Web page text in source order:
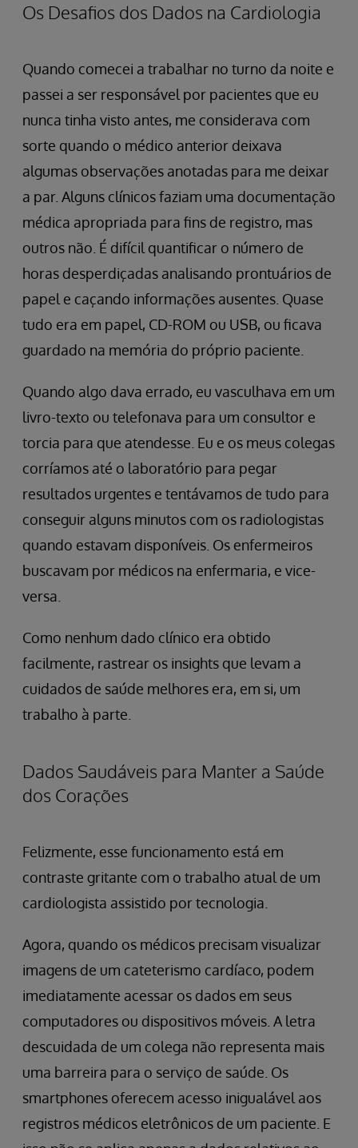
Os Desafios dos Dados na Cardiologia
Quando comecei a trabalhar no turno da noite e
passei a ser responsável por pacientes que eu
nunca tinha visto antes, me considerava com
sorte quando o médico anterior deixava
algumas observações anotadas para me deixar
a par. Alguns clínicos faziam uma documentação
médica apropriada para fins de registro, mas
outros não. É difícil quantificar o número de
horas desperdiçadas analisando prontuários de
papel e caçando informações ausentes. Quase
tudo era em papel, CD-ROM ou USB, ou ficava
guardado na memória do próprio paciente.
Quando algo dava errado, eu vasculhava em um
livro-texto ou telefonava para um consultor e
torcia para que atendesse. Eu e os meus colegas
corríamos até o laboratório para pegar
resultados urgentes e tentávamos de tudo para
conseguir alguns minutos com os radiologistas
quando estavam disponíveis. Os enfermeiros
buscavam por médicos na enfermaria, e vice-
versa.
Como nenhum dado clínico era obtido
facilmente, rastrear os insights que levam a
cuidados de saúde melhores era, em si, um
trabalho à parte.
Dados Saudáveis para Manter a Saúde
dos Corações
Felizmente, esse funcionamento está em
contraste gritante com o trabalho atual de um
cardiologista assistido por tecnologia.
Agora, quando os médicos precisam visualizar
imagens de um cateterismo cardíaco, podem
imediatamente acessar os dados em seus
computadores ou dispositivos móveis. A letra
descuidada de um colega não representa mais
uma barreira para o serviço de saúde. Os
smartphones oferecem acesso inigualável aos
registros médicos eletrônicos de um paciente. E